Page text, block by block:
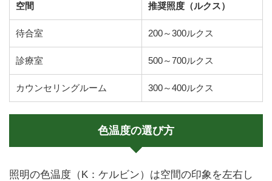
空間 推奨照度（ルクス）
待合室 200～300ルクス
診療室 500～700ルクス
カウンセリングルーム 300～400ルクス
色温度の選び方
照明の色温度（K：ケルビン）は空間の印象を左右し